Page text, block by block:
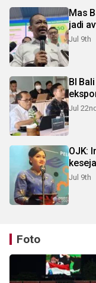
Mas
jadi
Jul 9th
BI
Jul 22nd
OJK:
Jul 9th
Foto